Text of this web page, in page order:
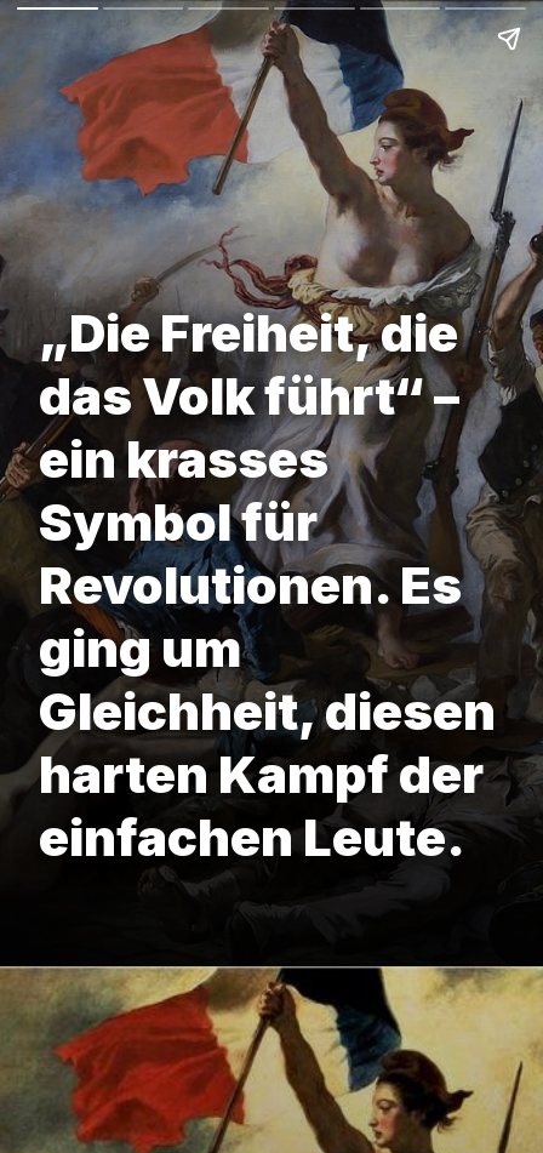
„Die Freiheit, die
das Volk führt“ –
ein krasses
Symbol für
Revolutionen. Es
ging um
Gleichheit, diesen
harten Kampf der
einfachen Leute.